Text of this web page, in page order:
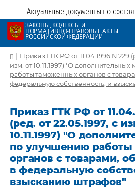
Актуальные документы по
ЗАКОНЫ, КОДЕКСЫ И
НОРМАТИВНО-ПРАВОВЫЕ АКТЫ
РОССИЙСКОЙ ФЕДЕРАЦИИ
| Приказ ГТК РФ от 11.04.1996 N 229
изм. от 10.11.1997) "О
работы таможенных органов с
федеральную собственность, и
Приказ ГТК РФ от
(ред. от 22.05.1997, с
10.11.1997) "О
по улучшению
органов с товарами,
в федеральную
взысканию штрафов"